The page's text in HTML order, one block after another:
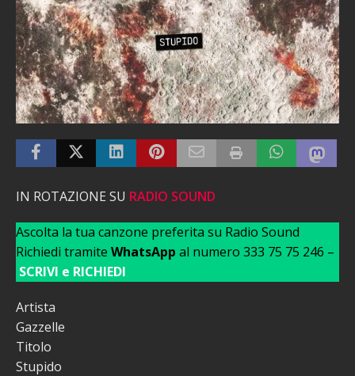
IN ROTAZIONE SU RADIO SOUND
Ascolta la tua canzone preferita su Radio Sound
Richiedi tramite WhatsApp al numero 333 75 75 246 –
SCRIVI e RICHIEDI
Artista
Gazzelle
Titolo
Stupido